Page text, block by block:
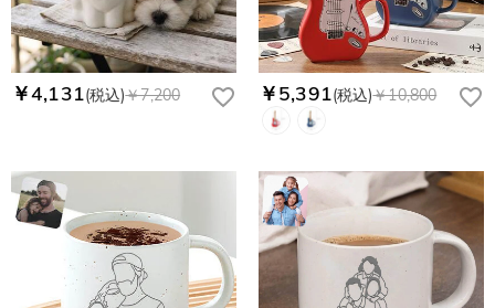
￥4,131(税込)￥7,200 ￥5,391(税込)￥10,800